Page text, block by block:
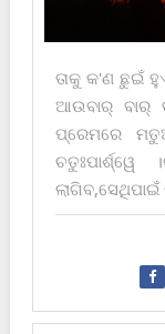
ତାକୁ କ'ଣ ଛୁଇଁ
ଆଉବାର୍ ବାର୍
ପ୍ରେମରେ